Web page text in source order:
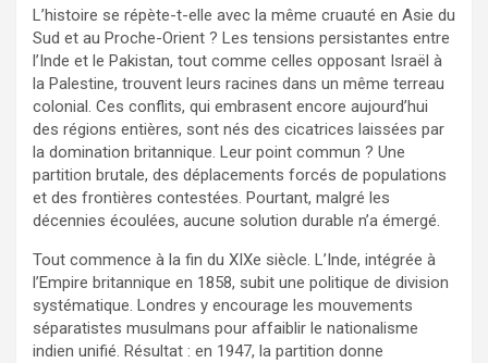
L’histoire se répète-t-elle avec la même cruauté en Asie du
Sud et au Proche-Orient ? Les tensions persistantes entre
l’Inde et le Pakistan, tout comme celles opposant Israël à
la Palestine, trouvent leurs racines dans un même terreau
colonial. Ces conflits, qui embrasent encore aujourd’hui
des régions entières, sont nés des cicatrices laissées par
la domination britannique. Leur point commun ? Une
partition brutale, des déplacements forcés de populations
et des frontières contestées. Pourtant, malgré les
décennies écoulées, aucune solution durable n’a émergé.
Tout commence à la fin du XIXe siècle. L’Inde, intégrée à
l’Empire britannique en 1858, subit une politique de division
systématique. Londres y encourage les mouvements
séparatistes musulmans pour affaiblir le nationalisme
indien unifié. Résultat : en 1947, la partition donne